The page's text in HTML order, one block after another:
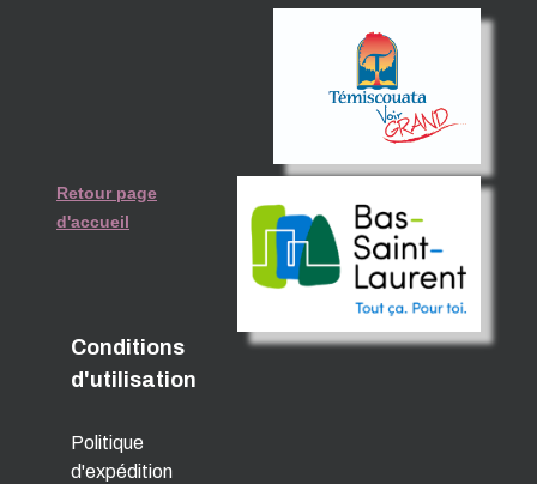
Retour page
d'accueil
Conditions
d'utilisation
Politique
d'expédition